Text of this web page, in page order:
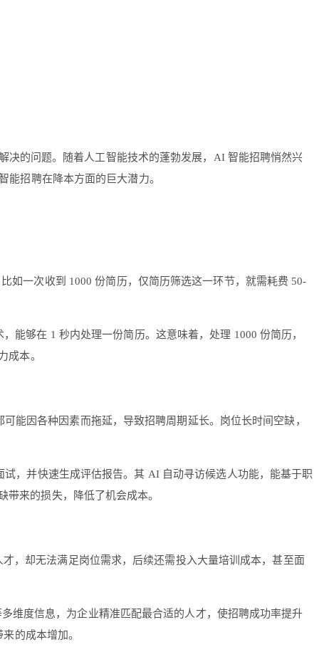
决的问题。随着人工智能技术的蓬勃发展，AI 智能招聘悄然兴
招聘在降本方面的巨大潜力。
如一次收到 1000 份简历，仅简历筛选这一环节，就需耗费 50-
能够在 1 秒内处理一份简历。这意味着，处理 1000 份简历，
成本。
能因各种因素而拖延，导致招聘周期延长。岗位长时间空缺，
，并快速生成评估报告。其 AI 自动寻访候选人功能，能基于职
来的损失，降低了机会成本。
，却无法满足岗位需求，后续还需投入大量培训成本，甚至面
维度信息，为企业精准匹配最合适的人才，使招聘成功率提升
的成本增加。